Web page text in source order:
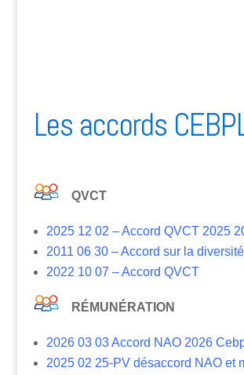
Les accords
QVCT
2025 12 02 – Accord QVCT 2025
2011 06 30 – Accord sur la
2022 10 07 – Accord QVCT
RÉMUNÉRATION
2026 03 03 Accord NAO 2026
2025 02 25-PV désaccord NAO et